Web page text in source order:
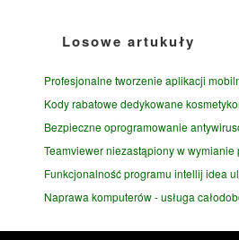
Losowe artukuły
Profesjonalne tworzenie aplikacji
Kody rabatowe dedykowane
Bezpieczne oprogramowanie
Teamviewer niezastąpiony w wymianie
Funkcjonalność programu intellij idea
Naprawa komputerów - usługa